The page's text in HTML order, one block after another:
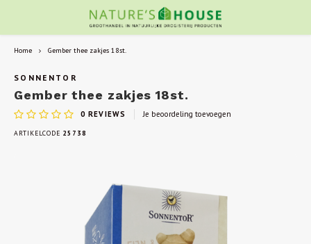
Home Gember thee zakjes 18st.
SONNENTOR
Gember thee zakjes 18st.
0 REVIEWS Je beoordeling toevoegen
ARTIKELCODE 25738